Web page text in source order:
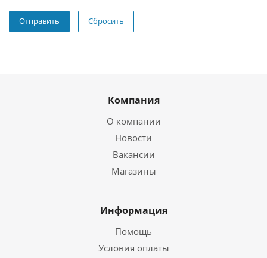
Сбросить
Компания
О компании
Новости
Вакансии
Магазины
Информация
Помощь
Условия оплаты